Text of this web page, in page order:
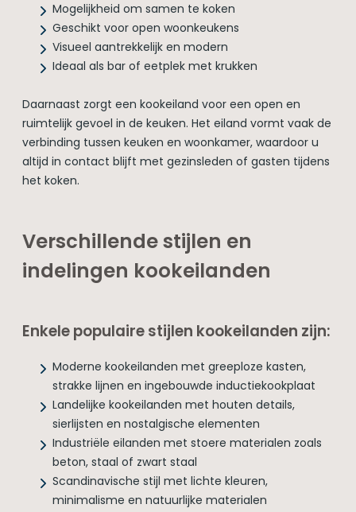
Mogelijkheid om samen te koken
Geschikt voor open woonkeukens
Visueel aantrekkelijk en modern
Ideaal als bar of eetplek met krukken
Daarnaast zorgt een kookeiland voor een open en
ruimtelijk gevoel in de keuken. Het eiland vormt vaak de
verbinding tussen keuken en woonkamer, waardoor u
altijd in contact blijft met gezinsleden of gasten tijdens
het koken.
Verschillende stijlen en
indelingen kookeilanden
Enkele populaire stijlen kookeilanden zijn:
Moderne kookeilanden met greeploze kasten,
strakke lijnen en ingebouwde inductiekookplaat
Landelijke kookeilanden met houten details,
sierlijsten en nostalgische elementen
Industriële eilanden met stoere materialen zoals
beton, staal of zwart staal
Scandinavische stijl met lichte kleuren,
minimalisme en natuurlijke materialen